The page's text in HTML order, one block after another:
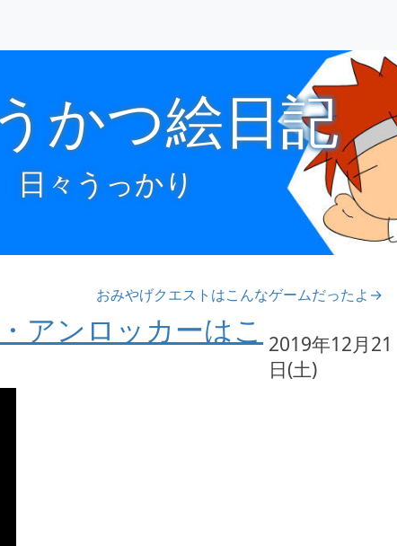
かつ絵日記
日々うっかり
おみやげクエストはこんなゲームだったよ→
アンロッカーはこ 2019年12月21
日(土)